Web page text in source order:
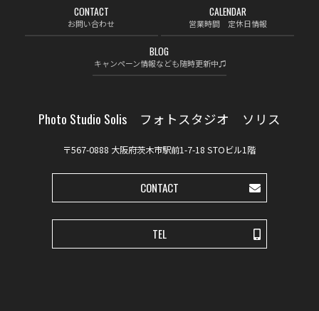
CONTACT
お問い合わせ
CALENDAR
営業時間 定休日情報
BLOG
キャンペーン情報なども随時更新中♫
Photo Studio Solis フォトスタジオ ソリス
〒567-0888 大阪府茨木市駅前1-7-18 STOビル1階
CONTACT
TEL